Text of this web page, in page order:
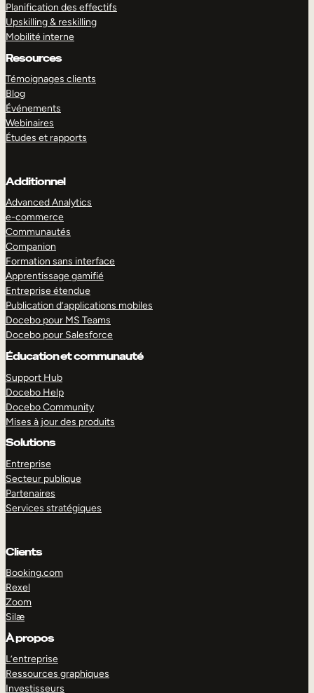
Planification des effectifs
Upskilling & reskilling
Mobilité interne
Resources
Témoignages clients
Blog
Événements
Webinaires
Études et rapports
Additionnel
Advanced Analytics
e-commerce
Communautés
Companion
Formation sans interface
Apprentissage gamifié
Entreprise étendue
Publication d’applications mobiles
Docebo pour MS Teams
Docebo pour Salesforce
Éducation et communauté
Support Hub
Docebo Help
Docebo Community
Mises à jour des produits
Solutions
Entreprise
Secteur publique
Partenaires
Services stratégiques
Clients
Booking.com
Rexel
Zoom
Silæ
À propos
L’entreprise
Ressources graphiques
Investisseurs